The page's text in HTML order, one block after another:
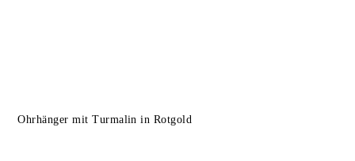
Ohrhänger mit Turmalin in Rotgold